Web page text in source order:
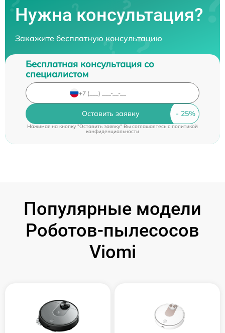
Нужна консультация?
Закажите бесплатную консультацию
Бесплатная консультация со
специалистом
Оставить заявку
Нажимая на кнопку "Оставить заявку" Вы соглашаетесь c политикой
конфиденциальности
Популярные модели
Роботов-пылесосов
Viomi